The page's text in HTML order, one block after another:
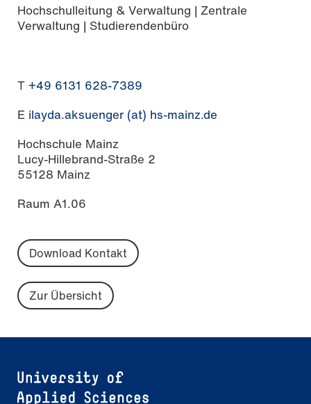
Hochschulleitung & Verwaltung | Zentrale
Verwaltung | Studierendenbüro
T +49 6131 628-7389
E ilayda.aksuenger (at) hs-mainz.de
Hochschule Mainz
Lucy-Hillebrand-Straße 2
55128 Mainz
Raum A1.06
Download Kontakt
Zur Übersicht